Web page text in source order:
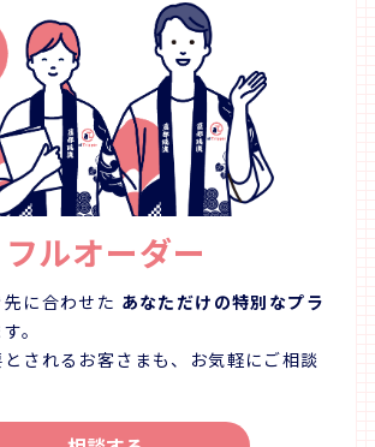
うまみ成分のグルタミン酸やアミノ
仕上がります。 天日干しの待
店自慢の干物の試食をお楽しみくだ
したテラスで、波の音を聞きながら
自分で作った干物は、
帰りください。 貴重な旅の思い出に
】 ・3歳以上～
】 ・所要時間は、どの工程まで体験
ります。 *魚をさばくまで 約1時
つけて干すまで 約2時間（つける
*天日干し完了まで 約5時間（天
客様のご都合に合わせてお選びく
中で終了されても料金は変わりま
多くの人
のを食べ、鳴門に親しんでいただき
スタッフ一同頑張っています。
facebook.com/toyotashouten/
https://
フルオーダー
に合わせた あなただけの特別なプラ
。
されるお客さまも、お気軽にご相談